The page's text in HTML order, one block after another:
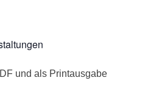
i
und als Printausgabe